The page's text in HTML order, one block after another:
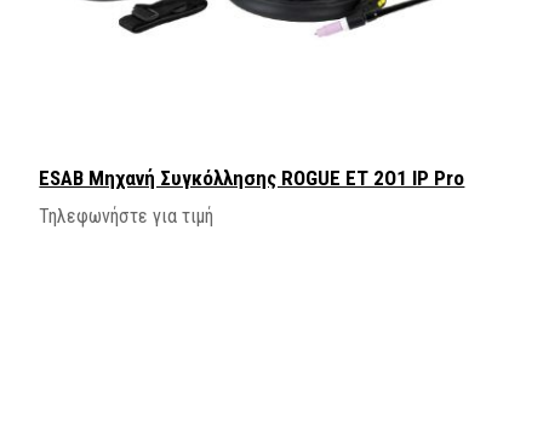
ESAB Μηχανή Συγκόλλησης ROGUE ET 2O1 IP Pro
Τηλεφωνήστε για τιμή